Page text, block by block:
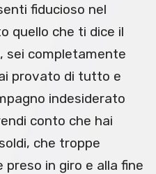
fiducioso nel
quello che ti dice il
sei completamente
provato di tutto e
indesiderato
conto che hai
che troppe
preso in giro e alla fine